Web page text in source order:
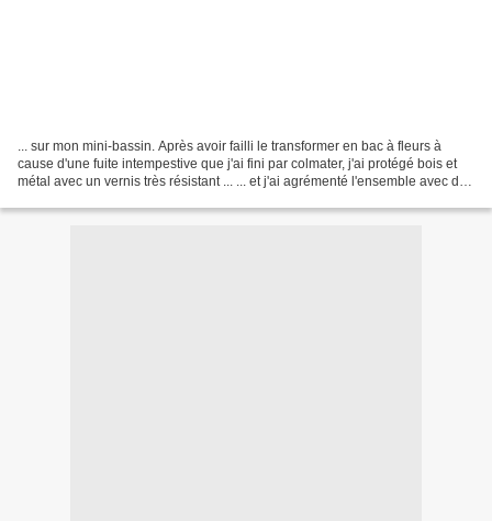
... sur mon mini-bassin. Après avoir failli le transformer en bac à fleurs à
cause d'une fuite intempestive que j'ai fini par colmater, j'ai protégé bois et
métal avec un vernis très résistant ... ... et j'ai agrémenté l'ensemble avec du